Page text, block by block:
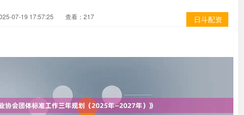
日斗配资
07-19 17:57:25 查看：217